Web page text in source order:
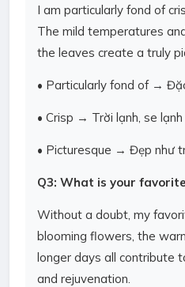
I am particularly fond of
The mild temperatures
the leaves create a truly
• Particularly fond of →
• Crisp → Trời lạnh, se lạnh
• Picturesque → Đẹp như
Q3: What is your
Without a doubt, my
blooming flowers, the
longer days all contribute
and rejuvenation.